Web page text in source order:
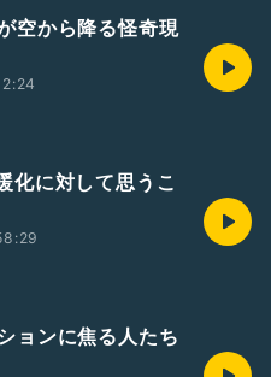
空から降る怪奇現
化に対して思うこ
ョンに焦る人たち